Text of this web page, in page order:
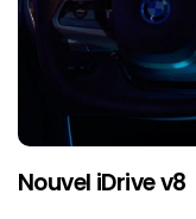
Nouvel iDrive v8